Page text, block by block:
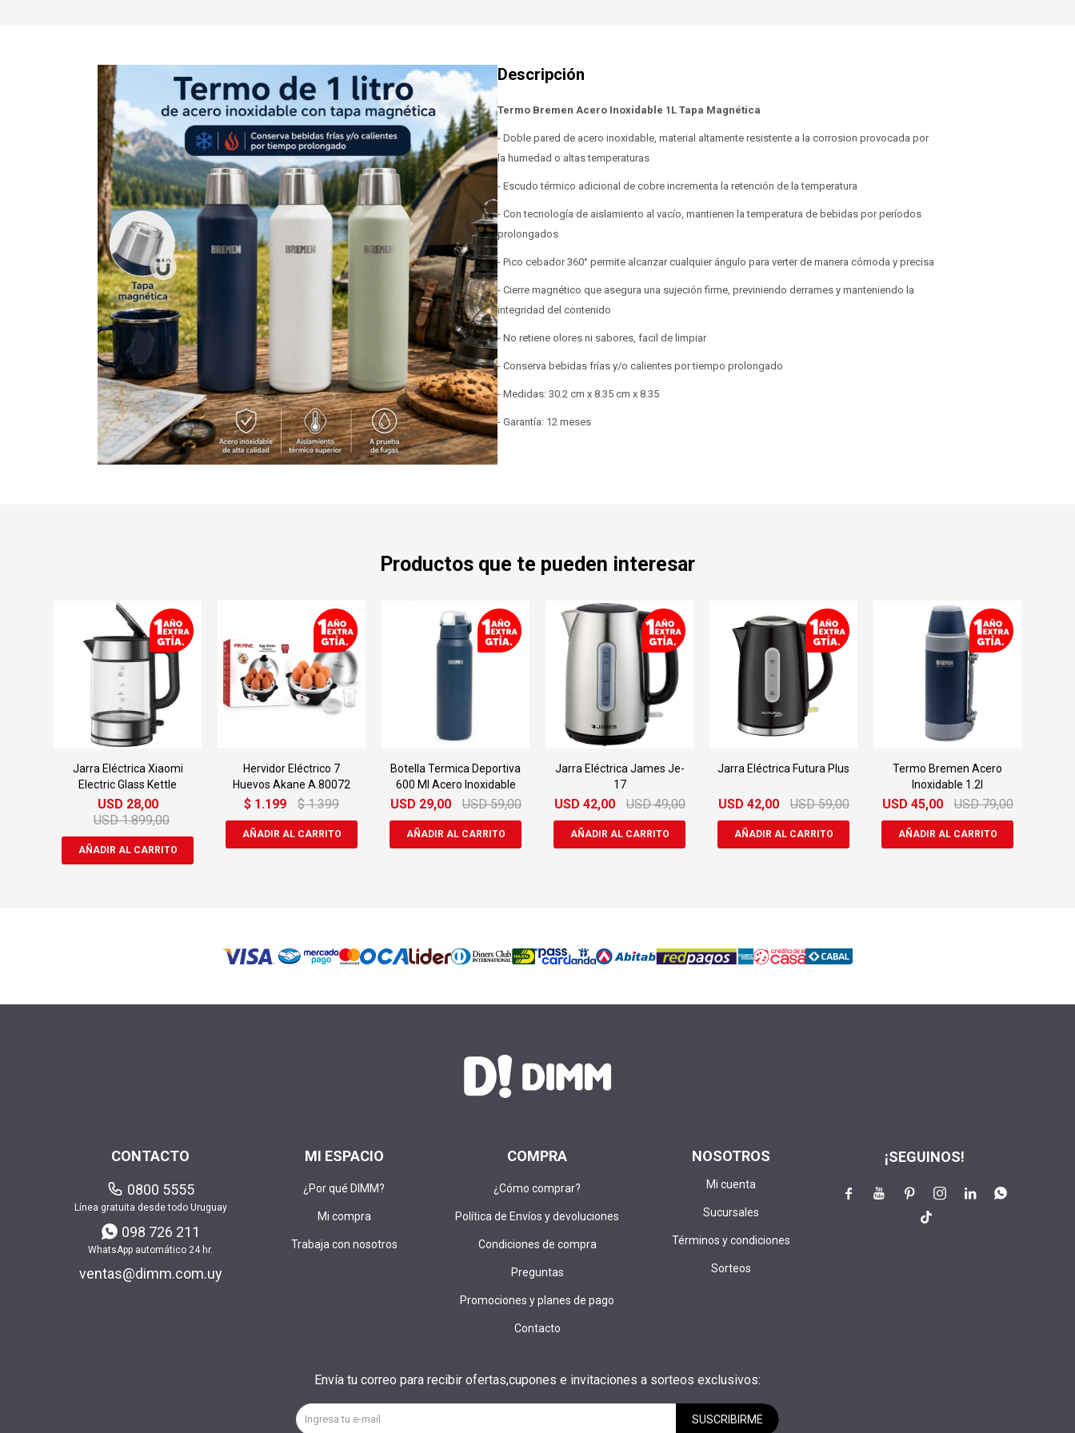
Termo Bremen Acero Inoxidable 1L Tapa Magnética
- Doble pared de acero inoxidable, material altamente resistente a la corrosion provocada por
la humedad o altas temperaturas
- Escudo térmico adicional de cobre incrementa la retención de la temperatura
- Con tecnología de aislamiento al vacío, mantienen la temperatura de bebidas por períodos
prolongados
- Pico cebador 360° permite alcanzar cualquier ángulo para verter de manera cómoda y precisa
- Cierre magnético que asegura una sujeción firme, previniendo derrames y manteniendo la
integridad del contenido
- No retiene olores ni sabores, facil de limpiar
- Conserva bebidas frías y/o calientes por tiempo prolongado
- Medidas: 30.2 cm x 8.35 cm x 8.35
- Garantía: 12 meses
Productos que te pueden interesar
Jarra Eléctrica Xiaomi
Electric Glass Kettle
USD 28,00
USD 1.899,00
Hervidor Eléctrico 7
Huevos Akane A.80072
$ 1.199 $ 1.399
Botella Termica Deportiva
600 Ml Acero Inoxidable
USD 29,00 USD 59,00
Jarra Eléctrica James Je-
17
USD 42,00 USD 49,00
Jarra Eléctrica Futura Plus
USD 42,00 USD 59,00
Termo Bremen Acero
Inoxidable 1.2l
USD 45,00 USD 79,00
MI ESPACIO
¿Por qué DIMM?
Mi compra
Trabaja con nosotros
COMPRA
¿Cómo comprar?
Política de Envíos y devoluciones
Condiciones de compra
Preguntas
Promociones y planes de pago
Contacto
NOSOTROS
Mi cuenta
Sucursales
Términos y condiciones
Sorteos
CONTACTO
0800 5555
Línea gratuita desde todo Uruguay
098 726 211
WhatsApp automático 24 hr.
ventas@dimm.com.uy
Envía tu correo para recibir ofertas,cupones e invitaciones a sorteos exclusivos:
SUSCRIBIRME
¡SEGUINOS!
    

